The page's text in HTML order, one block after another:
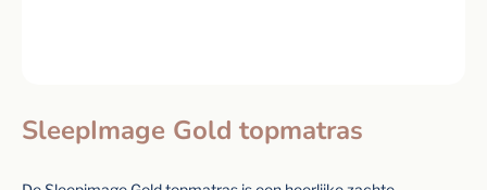
SleepImage Gold topmatras